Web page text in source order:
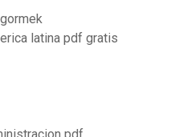
latina pdf gratis